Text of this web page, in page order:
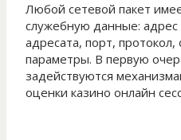
Любой сетевой пакет
служебную данные: адрес
адресата, порт,
параметры. В первую
задействуются
оценки казино онлайн